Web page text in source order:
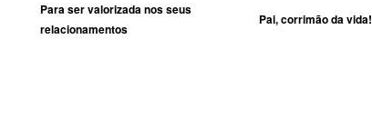
Para ser valorizada nos seus
relacionamentos
Pai, corrimão da vida!